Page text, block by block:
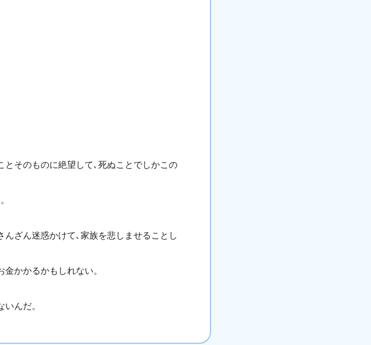
とそのものに絶望して､死ぬことでしかこの
ざん迷惑かけて､家族を悲しませることし
かかるかもしれない。
んだ。